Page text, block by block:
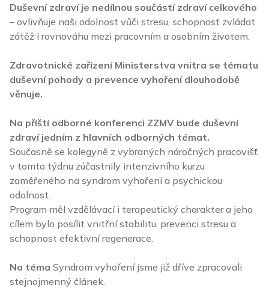
Duševní zdraví je nedílnou součástí zdraví celkového
– ovlivňuje naši odolnost vůči stresu, schopnost zvládat
zátěž i rovnováhu mezi pracovním a osobním životem.
Zdravotnické zařízení Ministerstva vnitra se tématu
duševní pohody a prevence vyhoření dlouhodobě
věnuje.
Na příští odborné konferenci ZZMV bude duševní
zdraví jedním z hlavních odborných témat.
Současně se kolegyně z vybraných náročných pracovišť
v tomto týdnu zúčastnily intenzivního kurzu
zaměřeného na syndrom vyhoření a psychickou
odolnost.
Program měl vzdělávací i terapeutický charakter a jeho
cílem bylo posílit vnitřní stabilitu, prevenci stresu a
schopnost efektivní regenerace.
Na téma Syndrom vyhořeníjsme již dříve zpracovali
stejnojmenný článek.